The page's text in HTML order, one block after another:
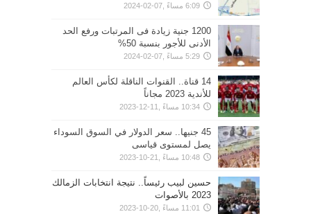
6:09 مساءً ,07-02-2024
1200 جنية زيادة فى المرتبات ورفع الحد
الأدنى للأجور بنسبة 50%
5:29 مساءً ,07-02-2024
14 قناة.. القنوات الناقلة لكأس العالم
للأندية 2023 مجاناً
10:34 مساءً ,11-12-2023
45 جنيها.. سعر الدولار في السوق السوداء
يصل لمستوى قياسى
10:48 مساءً ,21-10-2023
حسين لبيب رئيساً.. نتيجة انتخابات الزمالك
2023 بالأصوات
11:01 مساءً ,20-10-2023